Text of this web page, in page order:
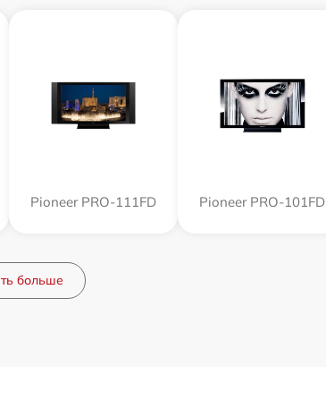
Pioneer PRO-111FD Pioneer PRO-101FD
больше